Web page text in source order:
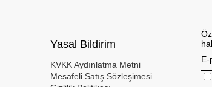
Yasal Bildirim
KVKK Aydınlatma Metni
Mesafeli Satış Sözleşimesi